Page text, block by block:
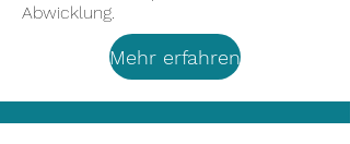
Abwicklung.
Mehr erfahren